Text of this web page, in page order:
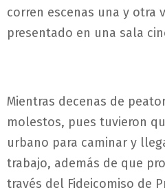
corren escenas una y otra
presentado en una sala
Mientras decenas de
molestos, pues tuvieron
urbano para caminar y
trabajo, además de que
través del Fideicomiso de